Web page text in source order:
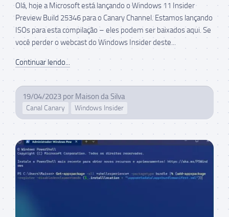
Olá, hoje a Microsoft está lançando o Windows 11 Insider
Preview Build 25346 para o Canary Channel. Estamos lançando
ISOs para esta compilação – eles podem ser baixados aqui. Se
você perder o webcast do Windows Insider deste...
Continuar lendo...
19/04/2023 por Maison da Silva
Canal Canary Windows Insider